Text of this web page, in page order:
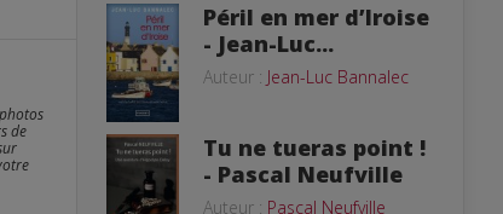
de
Péril en mer d’Iroise
- Jean-Luc...
Auteur : Jean-Luc Bannalec
Tu ne tueras point !
- Pascal Neufville
Auteur : Pascal Neufville